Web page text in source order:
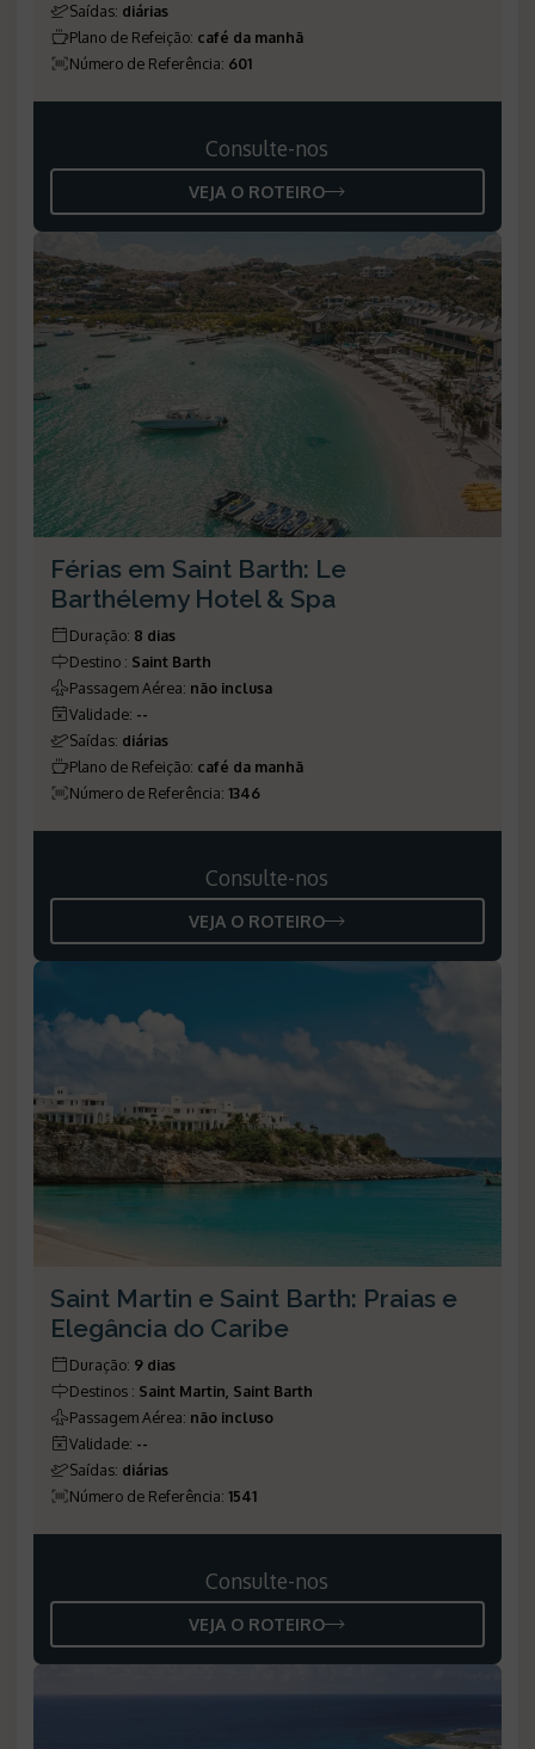
Saídas: diárias
Plano de Refeição: café da manhã
Número de Referência: 601
Consulte-nos
VEJA O ROTEIRO
Férias em Saint Barth: Le
Barthélemy Hotel & Spa
Duração: 8 dias
Destino : Saint Barth
Passagem Aérea: não inclusa
Validade: --
Saídas: diárias
Plano de Refeição: café da manhã
Número de Referência: 1346
Consulte-nos
VEJA O ROTEIRO
Saint Martin e Saint Barth: Praias e
Elegância do Caribe
Duração: 9 dias
Destinos : Saint Martin, Saint Barth
Passagem Aérea: não incluso
Validade: --
Saídas: diárias
Número de Referência: 1541
Consulte-nos
VEJA O ROTEIRO